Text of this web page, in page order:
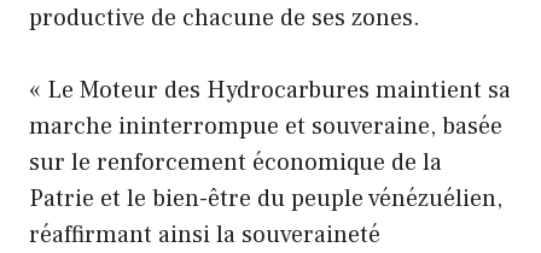
productive de chacune de ses zones.
« Le Moteur des Hydrocarbures maintient sa
marche ininterrompue et souveraine, basée
sur le renforcement économique de la
Patrie et le bien-être du peuple vénézuélien,
réaffirmant ainsi la souveraineté